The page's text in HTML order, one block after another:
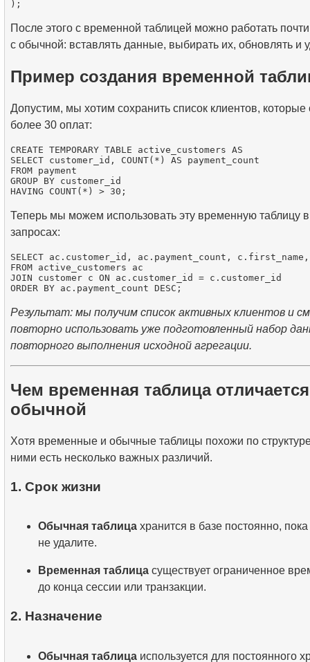
После этого с временной таблицей можно работать почти
с обычной: вставлять данные, выбирать их, обновлять и
Пример создания временной
Допустим, мы хотим сохранить список клиентов, которые
более 30 оплат:
CREATE TEMPORARY TABLE active_customers AS
SELECT customer_id, COUNT(*) AS payment_count
FROM payment
GROUP BY customer_id
Теперь мы можем использовать эту временную таблицу
запросах:
SELECT ac.customer_id, ac.payment_count,
FROM active_customers ac
JOIN customer c ON ac.customer_id = c.customer_id
Результат: мы получим список активных клиентов и
повторно использовать уже подготовленный набор
повторного выполнения исходной агрегации.
Чем временная таблица
обычной
Хотя временные и обычные таблицы похожи по
ними есть несколько важных различий.
1. Срок жизни
Обычная таблица хранится в базе постоянно,
не удалите.
Временная таблица существует ограниченное
до конца сессии или транзакции.
2. Назначение
Обычная таблица используется для постоянного